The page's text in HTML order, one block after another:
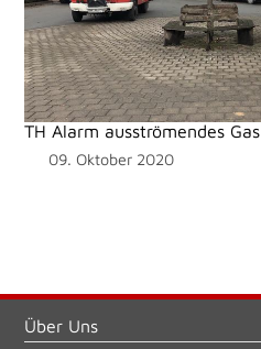
TH Alarm ausströmendes Gas
09. Oktober 2020
Über Uns